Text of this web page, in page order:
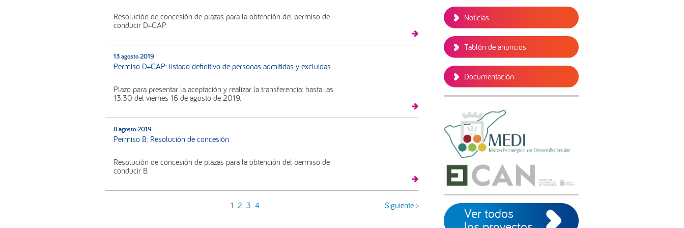
Resolución de concesión de plazas para la obtención del permiso de
conducir D+CAP.
13 agosto 2019
Permiso D+CAP: listado definitivo de personas admitidas y excluidas
Plazo para presentar la aceptación y realizar la transferencia: hasta las
13:30 del viernes 16 de agosto de 2019.
8 agosto 2019
Permiso B: Resolución de concesión
Resolución de concesión de plazas para la obtención del permiso de
conducir B.
1 2 3 4 Siguiente >
Noticias
Tablón de anuncios
Documentación
Ver todos